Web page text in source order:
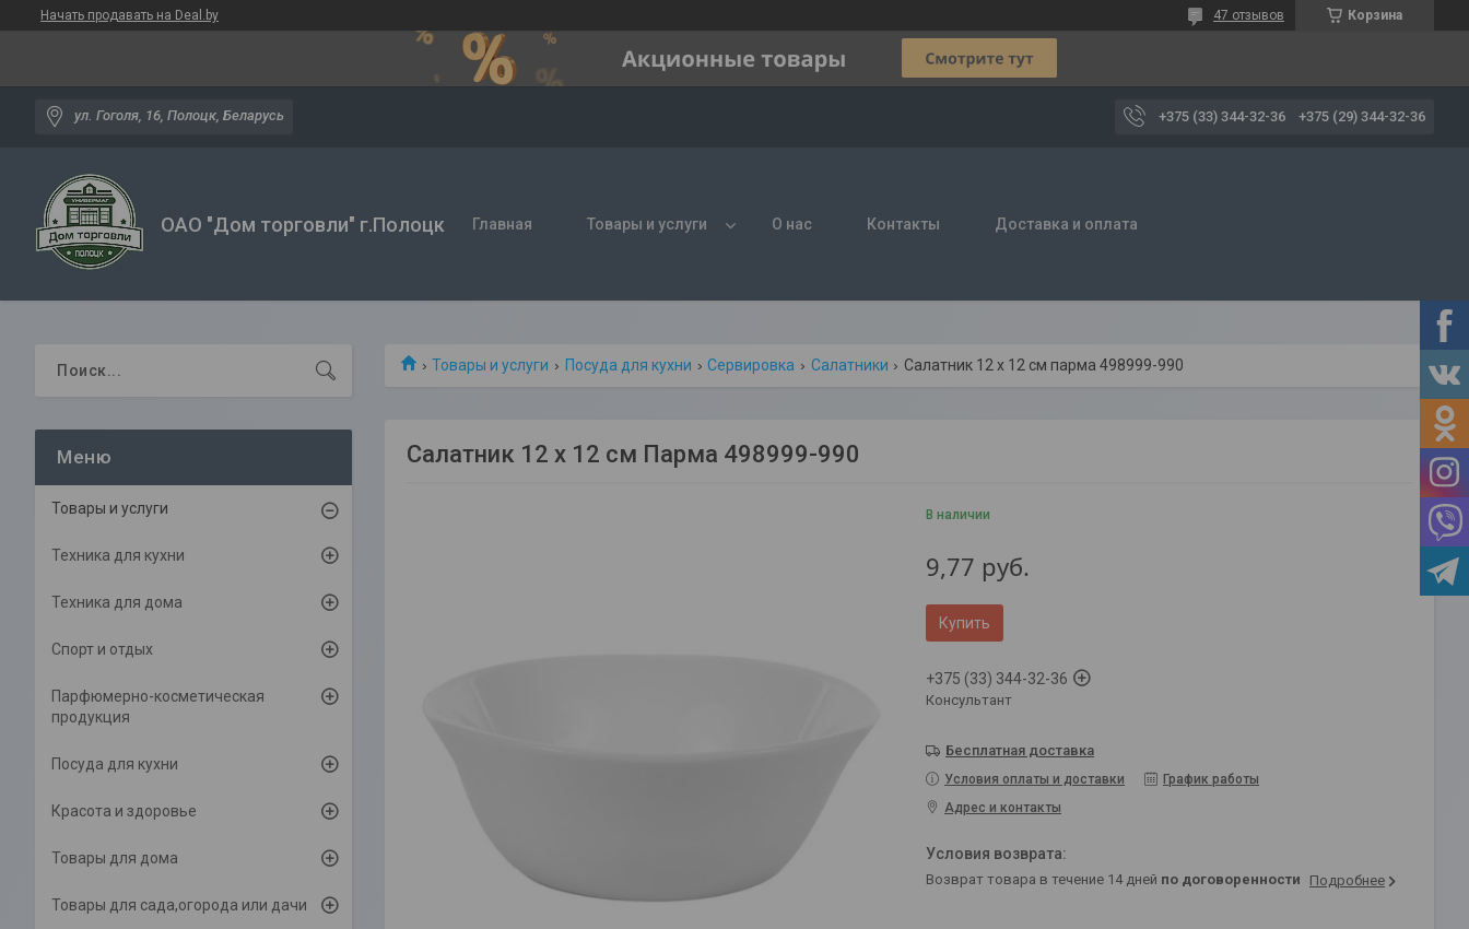
Начать продавать на Deal.by Корзина
47 отзывов
ул. Гоголя, 16, Полоцк, Беларусь +375 (33) 344-32-36 +375 (29) 344-32-36
ОАО "Дом торговли" г.Полоцк Главная Товары и услуги О нас Контакты Доставка и оплата
Товары и услуги Посуда для кухни Сервировка Салатники Салатник 12 х 12 см парма 498999-990
Салатник 12 х 12 см Парма 498999-990
В наличии
9,77 руб.
Купить
+375 (33) 344-32-36
Консультант
Бесплатная доставка
Условия оплаты и доставки
График работы
Адрес и контакты
возврат товара в течение 14 дней по договоренности Подробнее
Товары и услуги
Техника для кухни
Техника для дома
Спорт и отдых
Парфюмерно-косметическая
продукция
Посуда для кухни
Красота и здоровье
Товары для дома
Товары для сада,огорода или дачи